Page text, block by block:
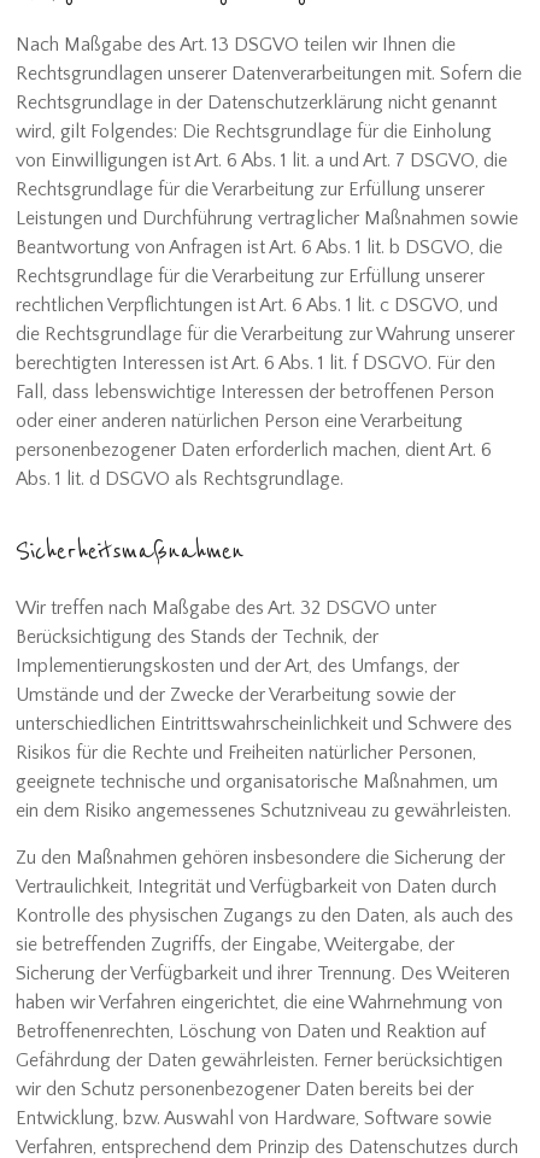
Nach Maßgabe des Art. 13 DSGVO teilen wir Ihnen die
Rechtsgrundlagen unserer Datenverarbeitungen mit. Sofern die
Rechtsgrundlage in der Datenschutzerklärung nicht genannt
wird, gilt Folgendes: Die Rechtsgrundlage für die Einholung
von Einwilligungen ist Art. 6 Abs. 1 lit. a und Art. 7 DSGVO, die
Rechtsgrundlage für die Verarbeitung zur Erfüllung unserer
Leistungen und Durchführung vertraglicher Maßnahmen sowie
Beantwortung von Anfragen ist Art. 6 Abs. 1 lit. b DSGVO, die
Rechtsgrundlage für die Verarbeitung zur Erfüllung unserer
rechtlichen Verpflichtungen ist Art. 6 Abs. 1 lit. c DSGVO, und
die Rechtsgrundlage für die Verarbeitung zur Wahrung unserer
berechtigten Interessen ist Art. 6 Abs. 1 lit. f DSGVO. Für den
Fall, dass lebenswichtige Interessen der betroffenen Person
oder einer anderen natürlichen Person eine Verarbeitung
personenbezogener Daten erforderlich machen, dient Art. 6
Abs. 1 lit. d DSGVO als Rechtsgrundlage.
Sicherheitsmaßnahmen
Wir treffen nach Maßgabe des Art. 32 DSGVO unter
Berücksichtigung des Stands der Technik, der
Implementierungskosten und der Art, des Umfangs, der
Umstände und der Zwecke der Verarbeitung sowie der
unterschiedlichen Eintrittswahrscheinlichkeit und Schwere des
Risikos für die Rechte und Freiheiten natürlicher Personen,
geeignete technische und organisatorische Maßnahmen, um
ein dem Risiko angemessenes Schutzniveau zu gewährleisten.
Zu den Maßnahmen gehören insbesondere die Sicherung der
Vertraulichkeit, Integrität und Verfügbarkeit von Daten durch
Kontrolle des physischen Zugangs zu den Daten, als auch des
sie betreffenden Zugriffs, der Eingabe, Weitergabe, der
Sicherung der Verfügbarkeit und ihrer Trennung. Des Weiteren
haben wir Verfahren eingerichtet, die eine Wahrnehmung von
Betroffenenrechten, Löschung von Daten und Reaktion auf
Gefährdung der Daten gewährleisten. Ferner berücksichtigen
wir den Schutz personenbezogener Daten bereits bei der
Entwicklung, bzw. Auswahl von Hardware, Software sowie
Verfahren, entsprechend dem Prinzip des Datenschutzes durch